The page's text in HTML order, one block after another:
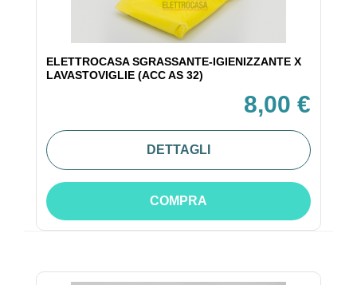
ELETTROCASA SGRASSANTE-IGIENIZZANTE X
LAVASTOVIGLIE (ACC AS 32)
8,00 €
DETTAGLI
COMPRA